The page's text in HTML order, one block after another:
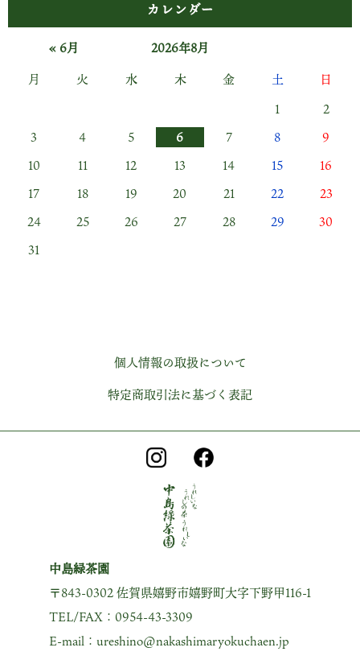
カレンダー
2026年8月
月
火 水 木 金 土
日
1
2
3
4 5 6 7 8
9
10
11 12 13 14 15
16
17
18 19 20 21 22
23
24
25 26 27 28 29
30
31
« 6月
個人情報の取扱について
特定商取引法に基づく表記
中島緑茶園
〒843-0302 佐賀県嬉野市嬉野町大字下野甲116-1
TEL/FAX：0954-43-3309
E-mail：ureshino@nakashimaryokuchaen.jp